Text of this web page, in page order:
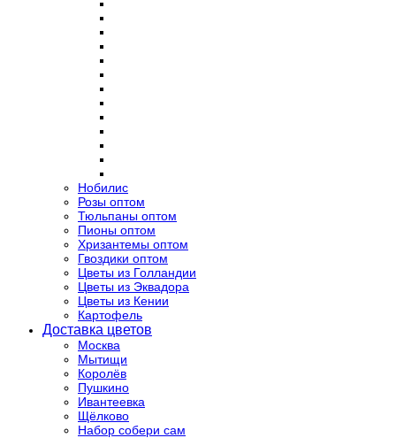
Нобилис
Розы оптом
Тюльпаны оптом
Пионы оптом
Хризантемы оптом
Гвоздики оптом
Цветы из Голландии
Цветы из Эквадора
Цветы из Кении
Картофель
Доставка цветов
Москва
Мытищи
Королёв
Пушкино
Ивантеевка
Щёлково
Набор собери сам